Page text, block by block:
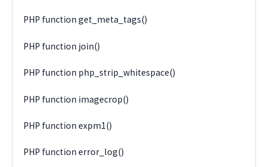
PHP function get_meta_tags()
PHP function join()
PHP function php_strip_whitespace()
PHP function imagecrop()
PHP function expm1()
PHP function error_log()